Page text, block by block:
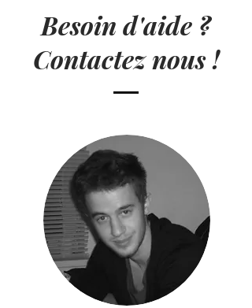
Besoin d'aide ?
Contactez nous !